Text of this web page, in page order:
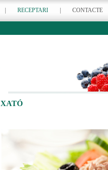
RECEPTARI CONTACTE
XATÓ